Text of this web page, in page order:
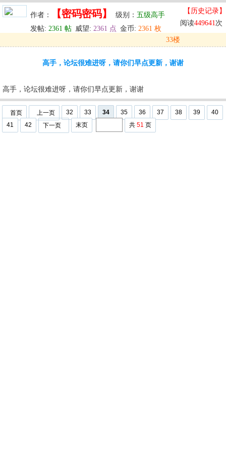
作者： 【密码密码】 级别： 五级高手
发帖: 2361 帖 威望: 2361 点 金币: 2361 枚
【历史记录】
阅读449641次
33楼
编辑 u
高手，论坛很难进呀，请你们早点更新，谢谢
高手，论坛很难进呀，请你们早点更新，谢谢
首页 上一页 32 33 34 35 36 37 38 39
40
41
42 下一页 末页 共 51 页